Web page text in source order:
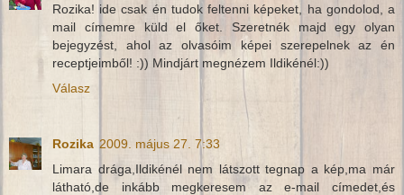
Rozika! ide csak én tudok feltenni képeket, ha gondolod, a
mail címemre küld el őket. Szeretnék majd egy olyan
bejegyzést, ahol az olvasóim képei szerepelnek az én
receptjeimből! :)) Mindjárt megnézem Ildikénél:))
Válasz
Rozika 2009. május 27. 7:33
Limara drága,Ildikénél nem látszott tegnap a kép,ma már
látható,de inkább megkeresem az e-mail címedet,és